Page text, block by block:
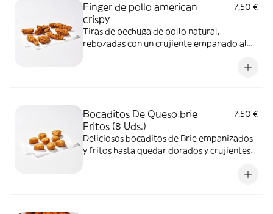
Finger de pollo american
crispy
7,50 €
Tiras de pechuga de pollo natural,
rebozadas con un crujiente empanado al
Bocaditos De Queso brie
Fritos (8 Uds.)
7,50 €
Deliciosos bocaditos de Brie empanizados
y fritos hasta quedar dorados y crujientes
que se derrite en cada bocado. Perfectos